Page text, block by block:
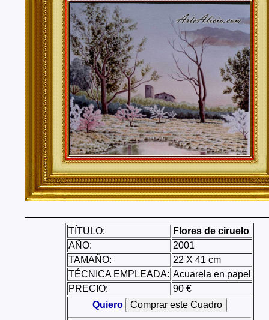
Valencia, Valladolid, Vizcaya, Zamora, Zaragoza.
También realizo envíos de mis cuadros o pinturas
lugares del mundo como pueden ser Estados Unidos,
Alemania, Gran Bretaña, Francia, Argentina, Italia...
TÍTULO:
Flores de ciruelo
AÑO:
2001
TAMAÑO:
22 X 41 cm
TÉCNICA EMPLEADA: Acuarela en papel
PRECIO:
90 €
Quiero